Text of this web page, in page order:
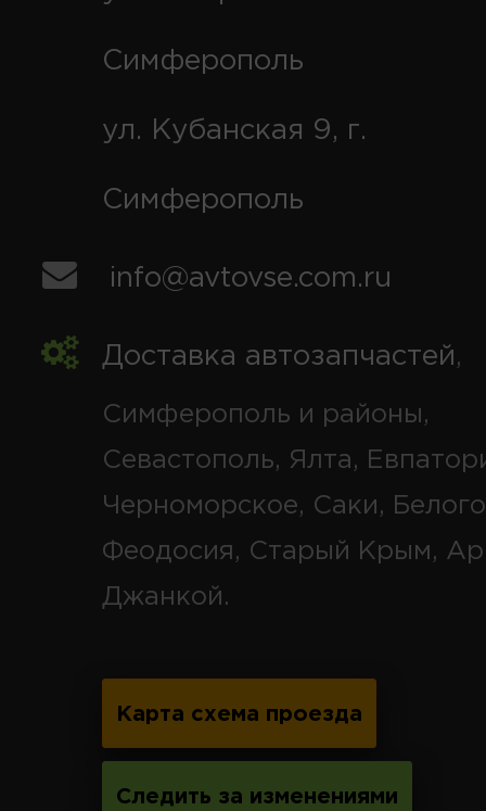
Симферополь
ул. Кубанская 9, г.
Симферополь
info@avtovse.com.ru
Доставка автозапчастей,
Симферополь и районы,
Севастополь, Ялта,
Черноморское, Саки,
Феодосия, Старый Крым,
Джанкой.
Карта схема проезда
Следить за изменениями